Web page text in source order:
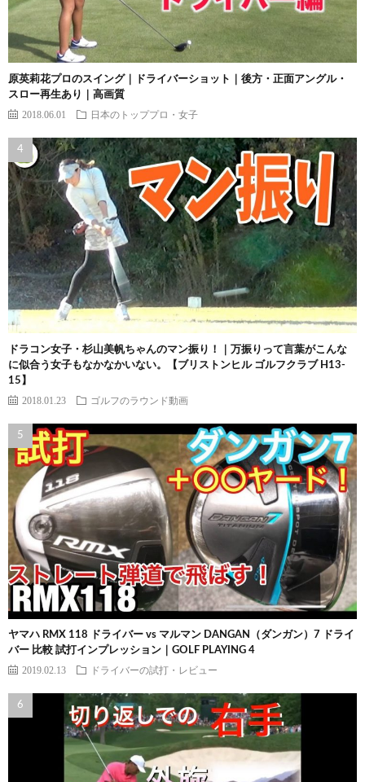
原英莉花プロのスイング｜ドライバーショット｜後方・正面アングル・
スロー再生あり｜高画質
2018.06.01 日本のトッププロ・女子
ドラコン女子・杉山美帆ちゃんのマン振り！｜万振りって言葉がこんな
に似合う女子もなかなかいない。【ブリストンヒル ゴルフクラブ H13-
15】
2018.01.23 ゴルフのラウンド動画
ヤマハ RMX 118 ドライバー vs マルマン DANGAN（ダンガン）7 ドライ
バー 比較 試打インプレッション｜GOLF PLAYING 4
2019.02.13 ドライバーの試打・レビュー